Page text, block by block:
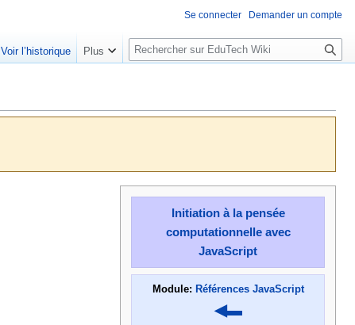
Initiation à la pensée
computationnelle avec
JavaScript
Module: Références JavaScript
◀▬
Se connecter Demander un compte
Voir l’historique Plus
R
e
e
h
e